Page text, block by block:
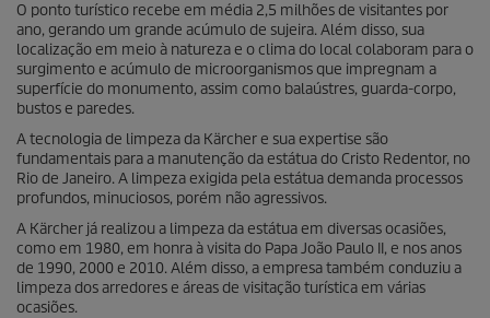
O ponto turístico recebe em média 2,5 milhões de visitantes por
ano, gerando um grande acúmulo de sujeira. Além disso, sua
localização em meio à natureza e o clima do local colaboram para o
surgimento e acúmulo de microorganismos que impregnam a
superfície do monumento, assim como balaústres, guarda-corpo,
bustos e paredes.
A tecnologia de limpeza da Kärcher e sua expertise são
fundamentais para a manutenção da estátua do Cristo Redentor, no
Rio de Janeiro. A limpeza exigida pela estátua demanda processos
profundos, minuciosos, porém não agressivos.
A Kärcher já realizou a limpeza da estátua em diversas ocasiões,
como em 1980, em honra à visita do Papa João Paulo II, e nos anos
de 1990, 2000 e 2010. Além disso, a empresa também conduziu a
limpeza dos arredores e áreas de visitação turística em várias
ocasiões.